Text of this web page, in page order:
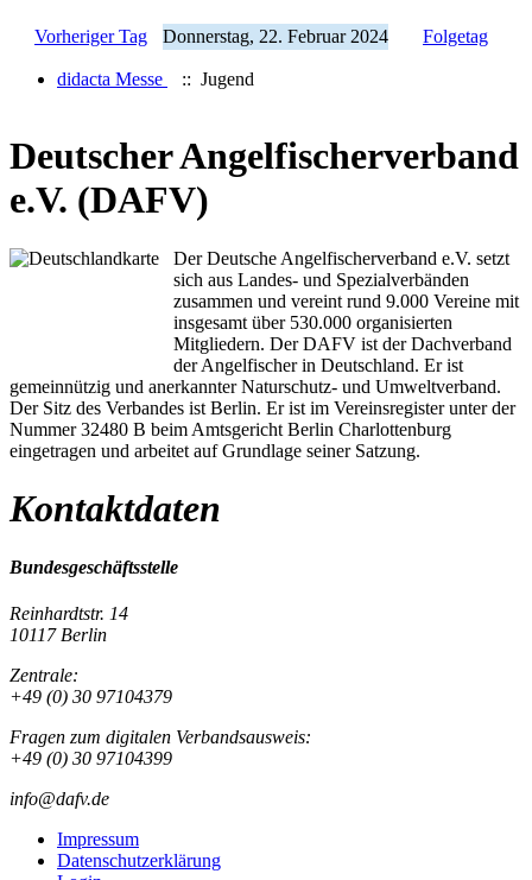
Vorheriger Tag Donnerstag, 22. Februar 2024 Folgetag
didacta Messe :: Jugend
Deutscher Angelfischerverband
e.V. (DAFV)
Der Deutsche Angelfischerverband e.V. setzt
sich aus Landes- und Spezialverbänden
zusammen und vereint rund 9.000 Vereine mit
insgesamt über 530.000 organisierten
Mitgliedern. Der DAFV ist der Dachverband
der Angelfischer in Deutschland. Er ist
gemeinnützig und anerkannter Naturschutz- und Umweltverband.
Der Sitz des Verbandes ist Berlin. Er ist im Vereinsregister unter der
Nummer 32480 B beim Amtsgericht Berlin Charlottenburg
eingetragen und arbeitet auf Grundlage seiner Satzung.
Kontaktdaten
Bundesgeschäftsstelle
Reinhardtstr. 14
10117 Berlin
Zentrale:
+49 (0) 30 97104379
Fragen zum digitalen Verbandsausweis:
+49 (0) 30 97104399
info@dafv.de
Impressum
Datenschutzerklärung